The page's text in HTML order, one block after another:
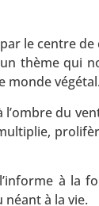
le centre
thème qui
monde végétal.
du
à la
néant à la vie.